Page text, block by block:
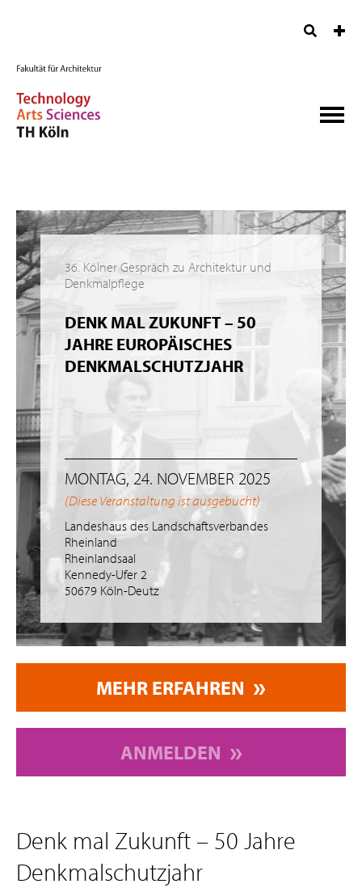
36. Kölner Gespräch zu Architektur und
Denkmalpflege
DENK MAL ZUKUNFT – 50
JAHRE EUROPÄISCHES
DENKMALSCHUTZJAHR
MONTAG, 24. NOVEMBER 2025
(Diese Veranstaltung ist ausgebucht)
Landeshaus des Landschaftsverbandes
Rheinland
Rheinlandsaal
Kennedy-Ufer 2
50679 Köln-Deutz
MEHR ERFAHREN
ANMELDEN
Denk mal Zukunft – 50 Jahre
Denkmalschutzjahr